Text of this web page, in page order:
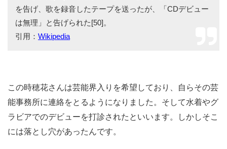
を告げ、歌を録音したテープを送ったが、「CDデビュー
は無理」と告げられた[50]。
引用： Wikipedia
この時穂花さんは芸能界入りを希望しており、自らその芸
能事務所に連絡をとるようになりました。そして水着やグ
ラビアでのデビューを打診されたといいます。しかしそこ
には落とし穴があったんです。